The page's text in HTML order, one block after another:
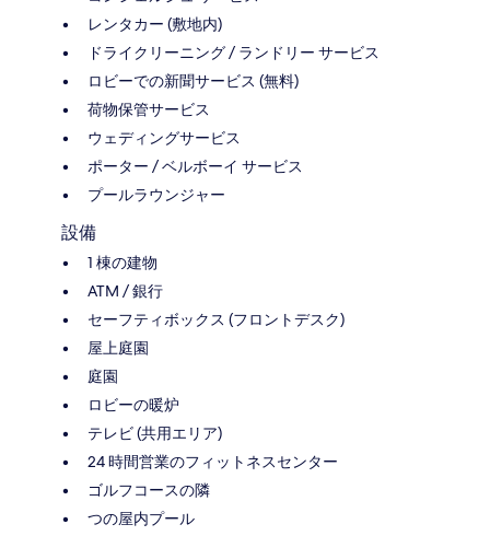
レンタカー (敷地内)
ドライクリーニング / ランドリー サービス
ロビーでの新聞サービス (無料)
荷物保管サービス
ウェディングサービス
ポーター / ベルボーイ サービス
プールラウンジャー
設備
1 棟の建物
ATM / 銀行
セーフティボックス (フロントデスク)
屋上庭園
庭園
ロビーの暖炉
テレビ (共用エリア)
24 時間営業のフィットネスセンター
ゴルフコースの隣
つの屋内プール